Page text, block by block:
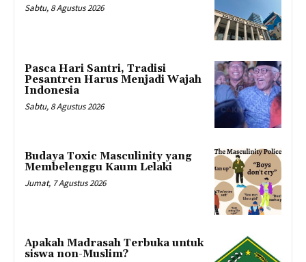
Sabtu, 8 Agustus 2026
Pasca Hari Santri, Tradisi
Pesantren Harus Menjadi Wajah
Indonesia
Sabtu, 8 Agustus 2026
Budaya Toxic Masculinity yang
Membelenggu Kaum Lelaki
Jumat, 7 Agustus 2026
Apakah Madrasah Terbuka untuk
siswa non-Muslim?